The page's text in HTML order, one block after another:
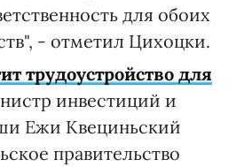
для обоих
- отметил Цихоцки.
трудоустройство для
инвестиций и
Ежи Квециньский
правительство